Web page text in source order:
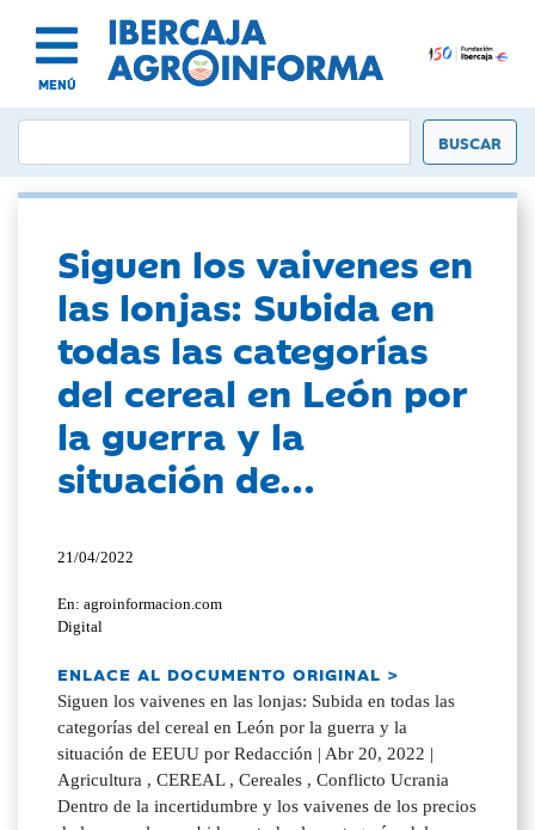
MENÚ
Siguen los vaivenes en
las lonjas: Subida en
todas las categorías
del cereal en León por
la guerra y la
situación de...
21/04/2022
En: agroinformacion.com
Digital
ENLACE AL DOCUMENTO ORIGINAL >
Siguen los vaivenes en las lonjas: Subida en todas las
categorías del cereal en León por la guerra y la
situación de EEUU por Redacción | Abr 20, 2022 |
Agricultura , CEREAL , Cereales , Conflicto Ucrania
Dentro de la incertidumbre y los vaivenes de los precios